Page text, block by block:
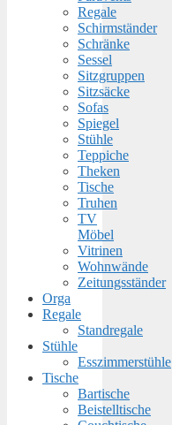
Regale
Schirmständer
Schränke
Sessel
Sitzgruppen
Sitzsäcke
Sofas
Spiegel
Stühle
Teppiche
Theken
Tische
Truhen
TV
Möbel
Vitrinen
Wohnwände
Zeitungsständer
Orga
Regale
Standregale
Stühle
Esszimmerstühle
Tische
Bartische
Beistelltische